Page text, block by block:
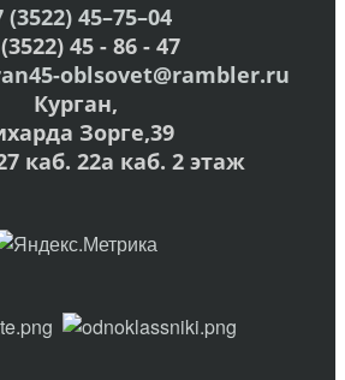
(3522) 45–75–04
45 - 86 - 47
oblsovet@rambler.ru
Курган,
Зорге,39
каб. 22а каб. 2 этаж